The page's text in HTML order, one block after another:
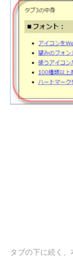
タブの下に続く